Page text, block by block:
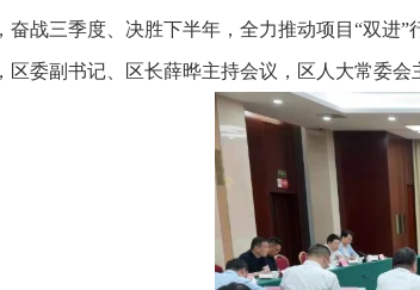
奋战三季度、决胜下半年，全力推动项目“双进
区委副书记、区长薛晔主持会议，区人大常委会